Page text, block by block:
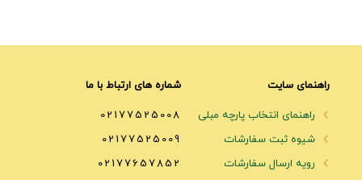
راهنمای سایت
راهنمای انتخاب پارچه مبلی
شیوه ثبت سفارشات
رویه ارسال سفارشات
شماره های ارتباط با ما
02177525008
02177525009
02177657852